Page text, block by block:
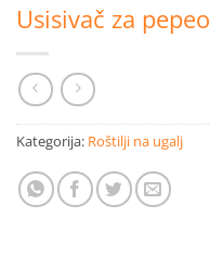
Usisivač za pepeo
Kategorija: Roštilji na ugalj